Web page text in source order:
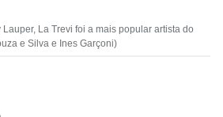
La Trevi foi a mais popular artista do
e Silva e Ines Garçoni)